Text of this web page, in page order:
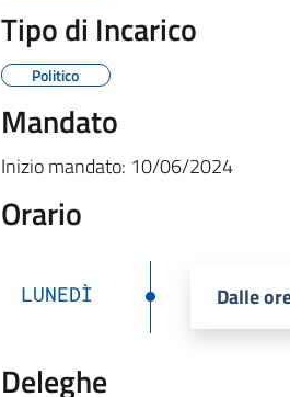
Tipo di Incarico
Politico
Mandato
Inizio mandato: 10/06/2024
Orario
LUNEDÌ Dalle
Deleghe